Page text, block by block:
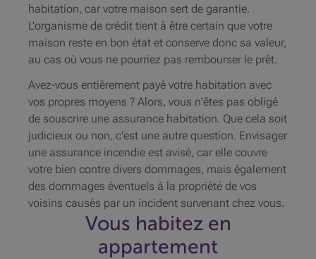
habitation, car votre maison sert de garantie.
L'organisme de crédit tient à être certain que votre
maison reste en bon état et conserve donc sa valeur,
au cas où vous ne pourriez pas rembourser le prêt.
Avez-vous entièrement payé votre habitation avec
vos propres moyens ? Alors, vous n'êtes pas obligé
de souscrire une assurance habitation. Que cela soit
judicieux ou non, c'est une autre question. Envisager
une assurance incendie est avisé, car elle couvre
votre bien contre divers dommages, mais également
des dommages éventuels à la propriété de vos
voisins causés par un incident survenant chez vous.
Vous habitez en
appartement